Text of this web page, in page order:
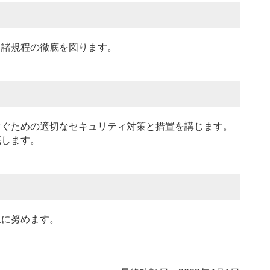
規程の徹底を図ります。
めの適切なセキュリティ対策と措置を講じます。
ます。
努めます。